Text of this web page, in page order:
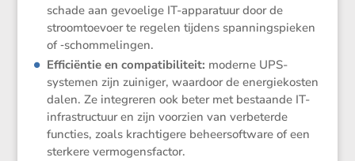
schade aan gevoe­lige IT-appara­tuur door de
stroom­toe­voer te regelen tijdens spanning­spieken
of ‑schom­me­lingen.
Effici­ëntie en compa­ti­bi­li­teit: moderne UPS-
systemen zijn zuiniger, waardoor de energie­kosten
dalen. Ze integreren ook beter met bestaande IT-
infra­struc­tuur en zijn voorzien van verbe­terde
functies, zoals krach­ti­gere beheer­soft­ware of een
sterkere vermogensfactor.